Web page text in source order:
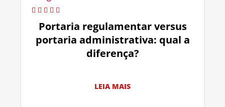
Portaria regulamentar versus
portaria administrativa: qual a
diferença?
LEIA MAIS